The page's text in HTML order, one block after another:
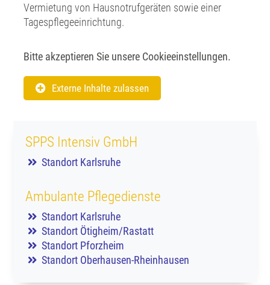
Vermietung von Hausnotrufgeräten sowie einer
Tagespflegeeinrichtung.
Bitte akzeptieren Sie unsere Cookieeinstellungen.
Externe Inhalte zulassen
SPPS Intensiv GmbH
Standort Karlsruhe
Ambulante Pflegedienste
Standort Karlsruhe
Standort Ötigheim/Rastatt
Standort Pforzheim
Standort Oberhausen-Rheinhausen